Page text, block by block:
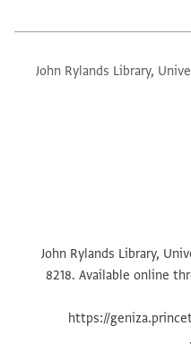
John Rylands Library,
John Rylands Library,
8218. Available online
https://